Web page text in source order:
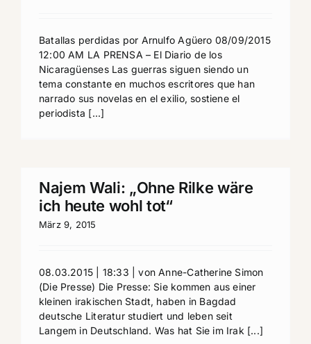
Batallas perdidas por Arnulfo Agüero 08/09/2015
12:00 AM LA PRENSA – El Diario de los
Nicaragüenses Las guerras siguen siendo un
tema constante en muchos escritores que han
narrado sus novelas en el exilio, sostiene el
periodista [...]
Najem Wali: „Ohne Rilke wäre
ich heute wohl tot“
März 9, 2015
08.03.2015 | 18:33 | von Anne-Catherine Simon
(Die Presse) Die Presse: Sie kommen aus einer
kleinen irakischen Stadt, haben in Bagdad
deutsche Literatur studiert und leben seit
Langem in Deutschland. Was hat Sie im Irak [...]